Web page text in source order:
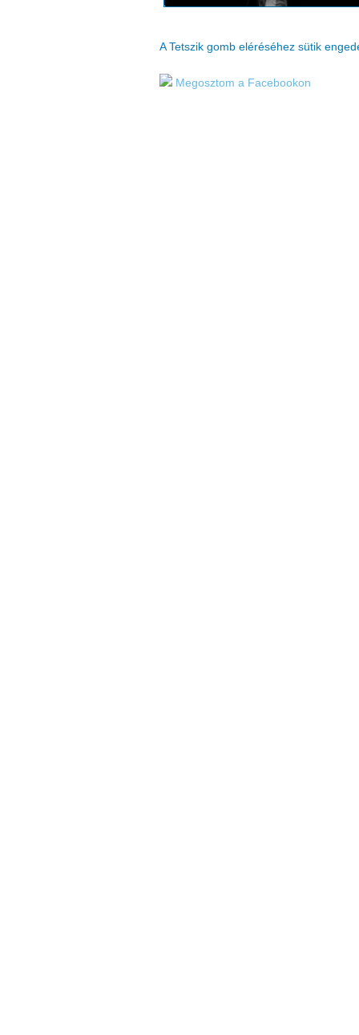
A Tetszik gomb eléréséhez sütik
Megosztom a Facebookon